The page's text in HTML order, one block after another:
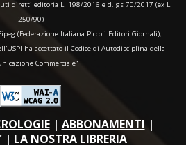
diretti editoria L. 198/2016 e d.lgs 70/2017 (ex L.
250/90)
(Federazione Italiana Piccoli Editori Giornali),
ha accettato il Codice di Autodisciplina della
Commerciale"
| ABBONAMENTI |
| LA NOSTRA LIBRERIA